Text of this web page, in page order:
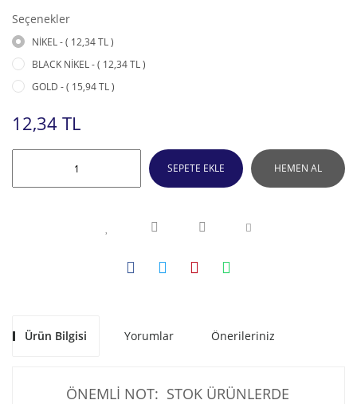
Seçenekler
NİKEL - ( 12,34 TL )
BLACK NİKEL - ( 12,34 TL )
GOLD - ( 15,94 TL )
12,34 TL
SEPETE EKLE HEMEN AL
Ürün Bilgisi Yorumlar Önerileriniz
ÖNEMLİ NOT: STOK ÜRÜNLERDE